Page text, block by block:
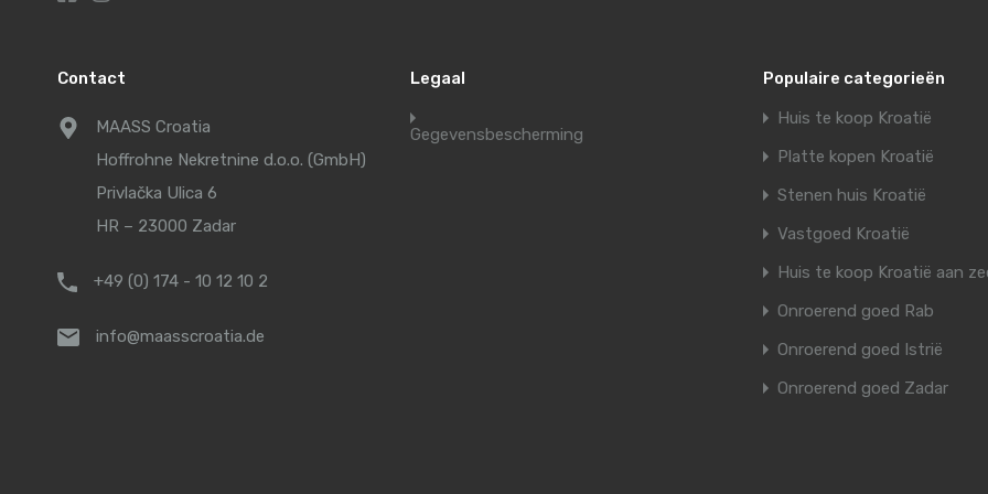
Contact
MAASS Croatia
Hoffrohne Nekretnine d.o.o. (GmbH)
Privlačka Ulica 6
HR – 23000 Zadar
+49 (0) 174 - 10 12 10 2
info@maasscroatia.de
Legaal
Gegevensbescherming
Populaire categorieën
Huis te koop Kroatië
Platte kopen Kroatië
Stenen huis Kroatië
Vastgoed Kroatië
Huis te koop Kroatië aan
Onroerend goed Rab
Onroerend goed Istrië
Onroerend goed Zadar